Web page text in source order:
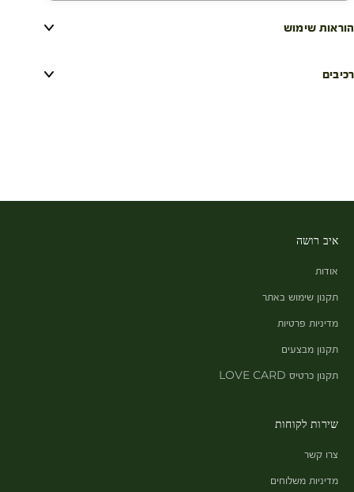
זוהר ומלא חיוניות.
הוראות שימוש
רכיבים
איב רושה
אודות
תקנון שימוש באתר
מדיניות פרטיות
תקנון מבצעים
תקנון כרטיס LOVE CARD
שירות לקוחות
צרו קשר
מדיניות משלוחים